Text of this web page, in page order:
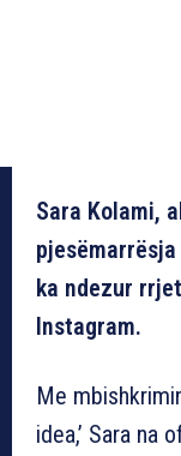
Sara Kolami,
ka ndezur
Instagram.
Me
idea,’ Sara na